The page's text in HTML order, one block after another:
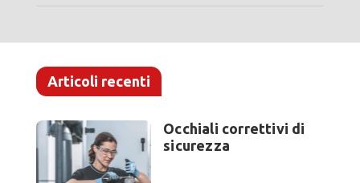
Articoli recenti
Occhiali correttivi di
sicurezza